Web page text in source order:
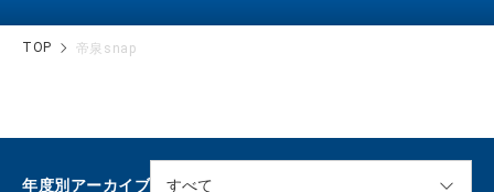
TOP 帝泉snap
年度別アーカイブ